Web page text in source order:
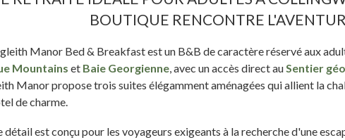
BOUTIQUE RENCONTRE
Manor Bed & Breakfast est un B&B de caractère réservé aux
Mountains et Baie Georgienne, avec un accès direct auSentier
Manor propose trois suites élégamment aménagées qui allient la
de charme.
détail est conçu pour les voyageurs exigeants à la recherche d'une